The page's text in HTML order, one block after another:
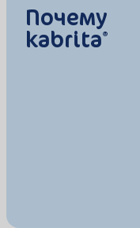
Почему
kabrita®